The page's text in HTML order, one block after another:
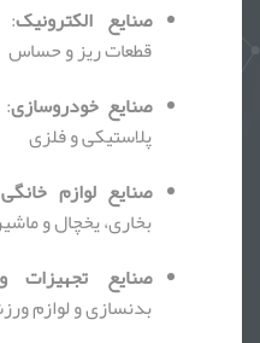
صنایع الکترونیک:
قطعات ریز و حساس
صنایع خودروسازی:
پلاستیکی و فلزی
صنایع لوازم خانگی
بخاری، یخچال و
صنایع تجهیزات
بدنسازی و لوازم